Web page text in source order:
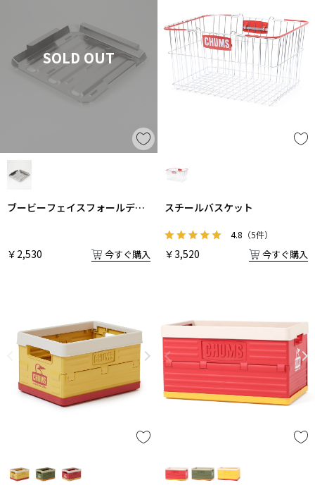
SOLD OUT
ブービーフェイスフォールディ
￥2,530 今すぐ購入
スチールバスケット
4.8 （5件）
￥3,520 今すぐ購入